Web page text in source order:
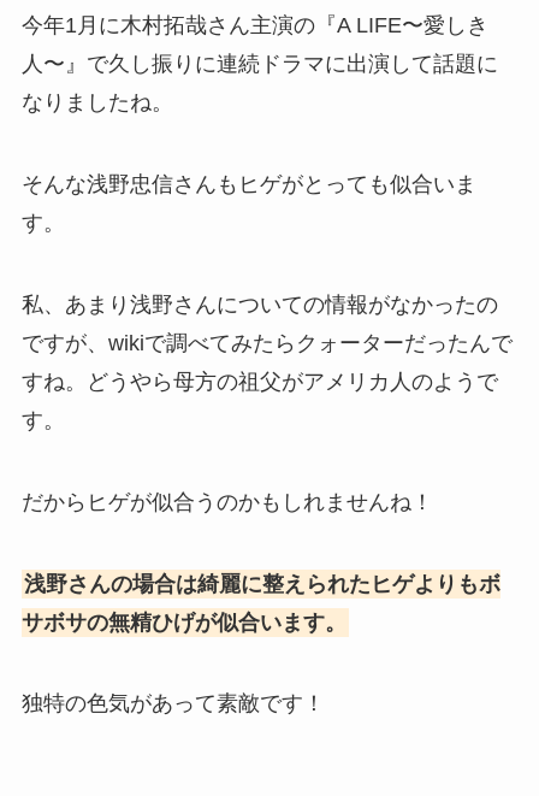
今年1月に木村拓哉さん主演の『A LIFE〜愛しき
人〜』で久し振りに連続ドラマに出演して話題に
なりましたね。
そんな浅野忠信さんもヒゲがとっても似合いま
す。
私、あまり浅野さんについての情報がなかったの
ですが、wikiで調べてみたらクォーターだったんで
すね。どうやら母方の祖父がアメリカ人のようで
す。
だからヒゲが似合うのかもしれませんね！
浅野さんの場合は綺麗に整えられたヒゲよりもボ
サボサの無精ひげが似合います。
独特の色気があって素敵です！